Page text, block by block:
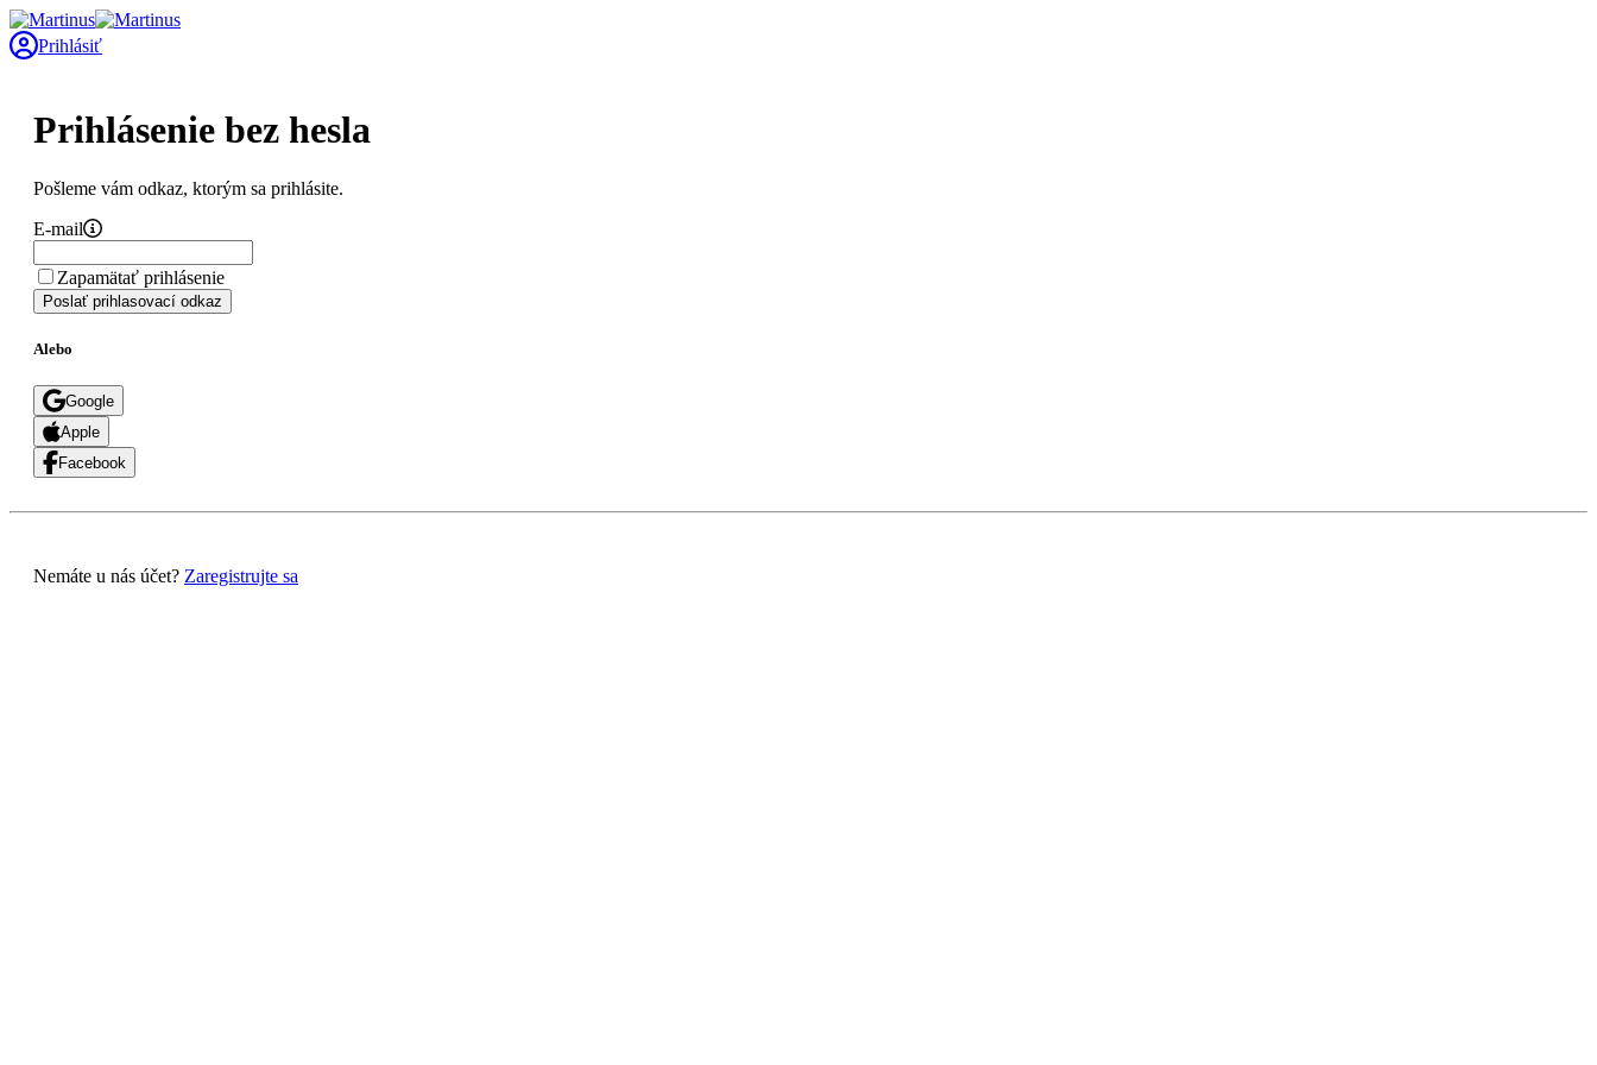
Prihlásiť
Prihlásenie bez hesla
Pošleme vám odkaz, ktorým sa prihlásite.
E-mail
Zapamätať prihlásenie
Poslať prihlasovací odkaz
Alebo
Google
Apple
Facebook
Nemáte u nás účet? Zaregistrujte sa